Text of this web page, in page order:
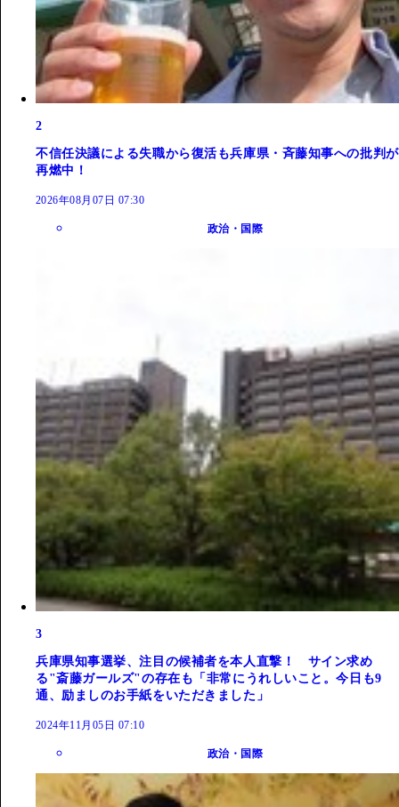
2
不信任決議による失職から復活も兵庫県・斉藤知事への批判が
再燃中！
2026年08月07日 07:30
政治・国際
3
兵庫県知事選挙、注目の候補者を本人直撃！ サイン求め
る"斎藤ガールズ"の存在も「非常にうれしいこと。今日も9
通、励ましのお手紙をいただきました」
2024年11月05日 07:10
政治・国際